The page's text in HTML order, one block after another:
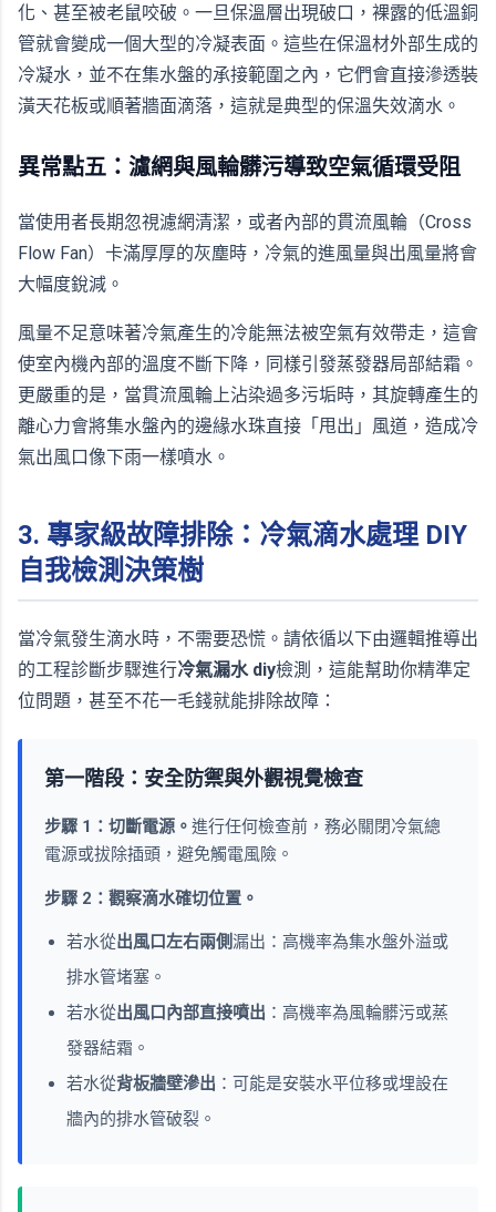
化、甚至被老鼠咬破。一旦保溫層出現破口，裸露的低溫銅
管就會變成一個大型的冷凝表面。這些在保溫材外部生成的
冷凝水，並不在集水盤的承接範圍之內，它們會直接滲透裝
潢天花板或順著牆面滴落，這就是典型的保溫失效滴水。
異常點五：濾網與風輪髒污導致空氣循環受阻
當使用者長期忽視濾網清潔，或者內部的貫流風輪（Cross
Flow Fan）卡滿厚厚的灰塵時，冷氣的進風量與出風量將會
大幅度銳減。
風量不足意味著冷氣產生的冷能無法被空氣有效帶走，這會
使室內機內部的溫度不斷下降，同樣引發蒸發器局部結霜。
更嚴重的是，當貫流風輪上沾染過多污垢時，其旋轉產生的
離心力會將集水盤內的邊緣水珠直接「甩出」風道，造成冷
氣出風口像下雨一樣噴水。
3. 專家級故障排除：冷氣滴水處理 DIY
自我檢測決策樹
當冷氣發生滴水時，不需要恐慌。請依循以下由邏輯推導出
的工程診斷步驟進行冷氣漏水 diy檢測，這能幫助你精準定
位問題，甚至不花一毛錢就能排除故障：
第一階段：安全防禦與外觀視覺檢查
步驟 1：切斷電源。 進行任何檢查前，務必關閉冷氣總
電源或拔除插頭，避免觸電風險。
步驟 2：觀察滴水確切位置。
若水從出風口左右兩側 漏出：高機率為集水盤外溢或
排水管堵塞。
若水從出風口內部直接噴出 ：高機率為風輪髒污或蒸
發器結霜。
若水從背板牆壁滲出 ：可能是安裝水平位移或埋設在
牆內的排水管破裂。